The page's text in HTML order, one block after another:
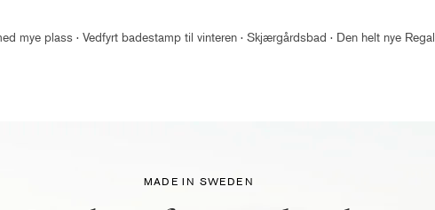
mye plass · Vedfyrt badestamp til vinteren · Skjærgårdsbad · Den helt nye Regal
MADE IN SWEDEN